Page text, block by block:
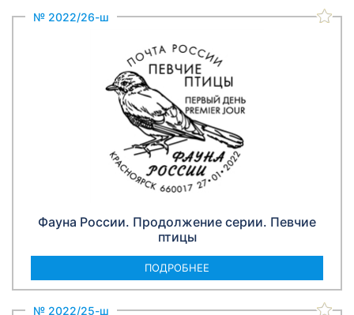
№ 2022/26-ш
Фауна России. Продолжение серии. Певчие
птицы
ПОДРОБНЕЕ
№ 2022/25-ш